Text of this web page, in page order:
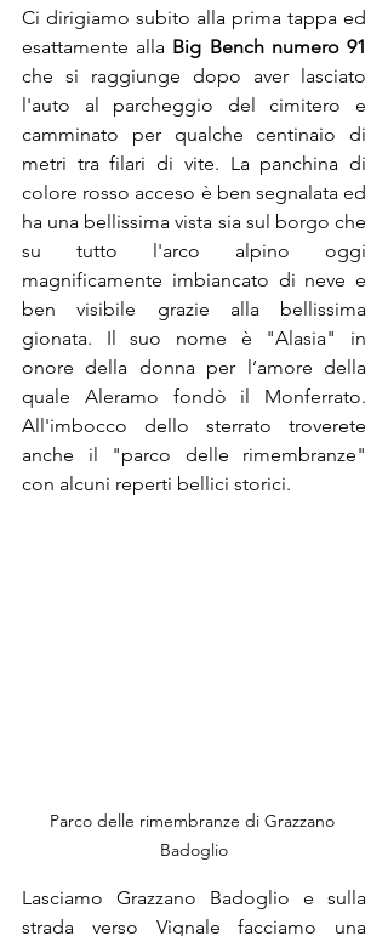
Ci dirigiamo subito alla prima tappa ed
esattamente alla Big Bench numero 91
che si raggiunge dopo aver lasciato
l'auto al parcheggio del cimitero e
camminato per qualche centinaio di
metri tra filari di vite. La panchina di
colore rosso acceso è ben segnalata ed
ha una bellissima vista sia sul borgo che
su tutto l'arco alpino oggi
magnificamente imbiancato di neve e
ben visibile grazie alla bellissima
gionata. Il suo nome è "Alasia" in
onore della donna per l’amore della
quale Aleramo fondò il Monferrato.
All'imbocco dello sterrato troverete
anche il "parco delle rimembranze"
con alcuni reperti bellici storici.
Parco delle rimembranze di Grazzano
Badoglio
Lasciamo Grazzano Badoglio e sulla
strada verso Vignale facciamo una